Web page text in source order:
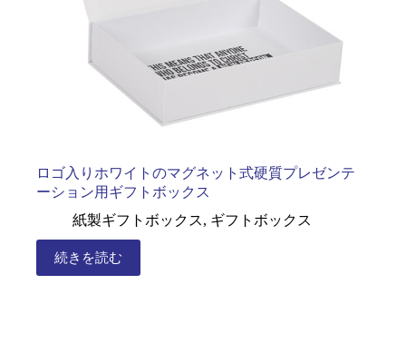
ロゴ入りホワイトのマグネット式硬質プレゼンテ
ーション用ギフトボックス
紙製ギフトボックス, ギフトボックス
続きを読む